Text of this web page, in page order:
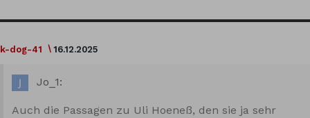
k-dog-41 16.12.2025
Jo_1:
Auch die Passagen zu Uli Hoeneß, den sie ja sehr